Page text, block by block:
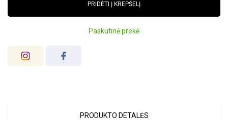
PRIDĖTI Į KREPŠELĮ
Paskutinė prekė
PRODUKTO DETALĖS